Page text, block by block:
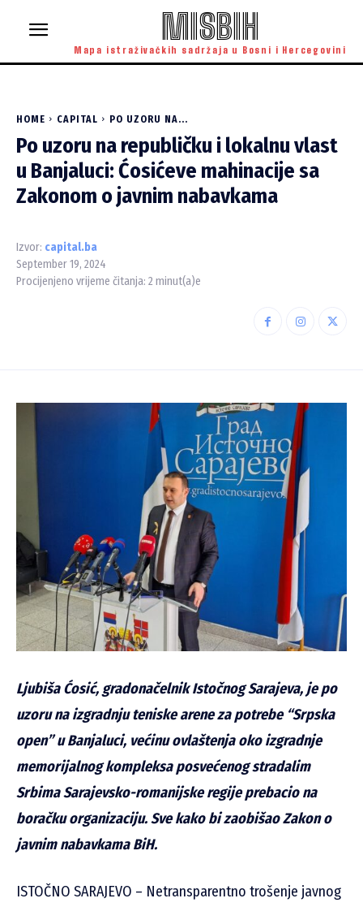
MISBIH
Mapa istraživačkih sadržaja u Bosni i Hercegovini
HOME CAPITAL PO UZORU NA...
Po uzoru na republičku i lokalnu vlast
u Banjaluci: Ćosićeve mahinacije sa
Zakonom o javnim nabavkama
Izvor: capital.ba
September 19, 2024
Procijenjeno vrijeme čitanja: 2 minut(a)e
Ljubiša Ćosić, gradonačelnik Istočnog Sarajeva, je po
uzoru na izgradnju teniske arene za potrebe “Srpska
open” u Banjaluci, većinu ovlaštenja oko izgradnje
memorijalnog kompleksa posvećenog stradalim
Srbima Sarajevsko-romanijske regije prebacio na
boračku organizaciju. Sve kako bi zaobišao Zakon o
javnim nabavkama BiH.
ISTOČNO SARAJEVO – Netransparentno trošenje javnog